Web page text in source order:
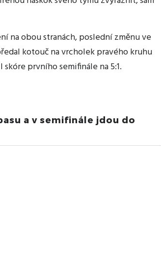
na obou stranách, poslední změnu ve
kotouč na vrcholek pravého kruhu
prvního semifinále na 5:1.
a v semifinále jdou do